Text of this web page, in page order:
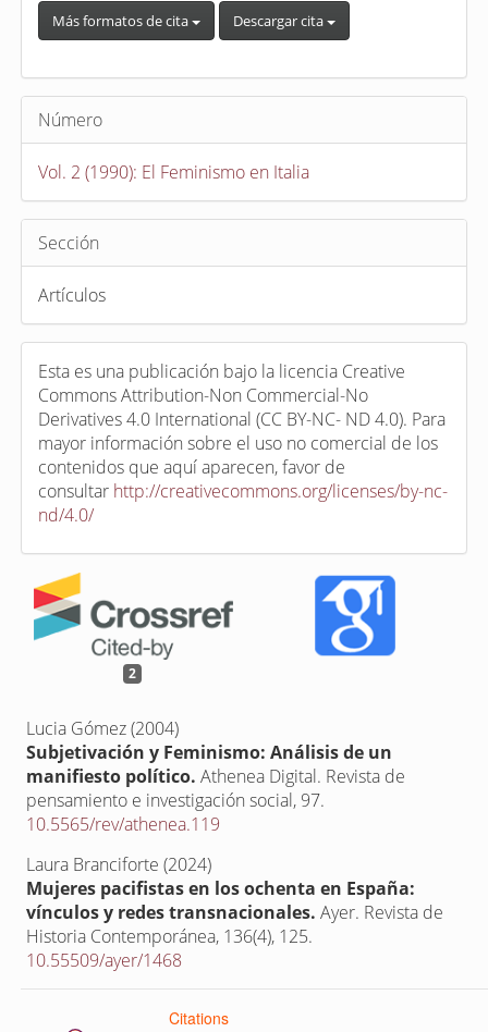
Más formatos de cita Descargar cita
Número
Vol. 2 (1990): El Feminismo en Italia
Sección
Artículos
Esta es una publicación bajo la licencia Creative
Commons Attribution-Non Commercial-No
Derivatives 4.0 International (CC BY-NC- ND 4.0). Para
mayor información sobre el uso no comercial de los
contenidos que aquí aparecen, favor de
consultar http://creativecommons.org/licenses/by-nc-
nd/4.0/
2
Lucia Gómez (2004)
Subjetivación y Feminismo: Análisis de un
manifiesto político.Athenea Digital. Revista de
pensamiento e investigación social, 97.
10.5565/rev/athenea.119
Laura Branciforte (2024)
Mujeres pacifistas en los ochenta en España:
vínculos y redes transnacionales.Ayer. Revista de
Historia Contemporánea, 136(4), 125.
10.55509/ayer/1468
Citations